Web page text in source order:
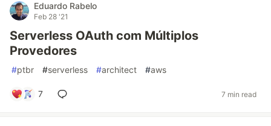
Eduardo Rabelo
Feb 28 '21
Serverless OAuth com Múltiplos
Provedores
#ptbr #serverless #architect #aws
7 7 min read